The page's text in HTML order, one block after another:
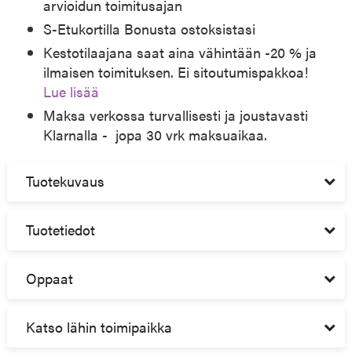
arvioidun toimitusajan
S-Etukortilla Bonusta ostoksistasi
Kestotilaajana saat aina vähintään -20 % ja
ilmaisen toimituksen. Ei sitoutumispakkoa!
Lue lisää
Maksa verkossa turvallisesti ja joustavasti
Klarnalla - jopa 30 vrk maksuaikaa.
Tuotekuvaus
Tuotetiedot
Oppaat
Katso lähin toimipaikka